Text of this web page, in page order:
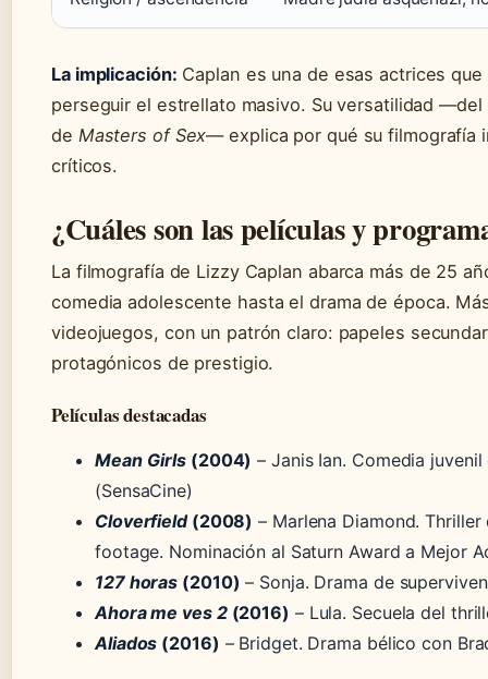
La implicación: Caplan es una de esas actrices
perseguir el estrellato masivo. Su versatilidad
de Masters of Sex— explica por qué su filmografía
críticos.
¿Cuáles son las películas y
La filmografía de Lizzy Caplan abarca más de 25
comedia adolescente hasta el drama de época.
videojuegos, con un patrón claro: papeles
protagónicos de prestigio.
Películas destacadas
Mean Girls (2004) – Janis Ian. Comedia
(SensaCine)
Cloverfield(2008) – Marlena Diamond.
footage. Nominación al Saturn Award a Mejor
127 horas (2010) – Sonja. Drama de
Ahora me ves 2(2016) – Lula. Secuela del
Aliados (2016) – Bridget. Drama bélico con